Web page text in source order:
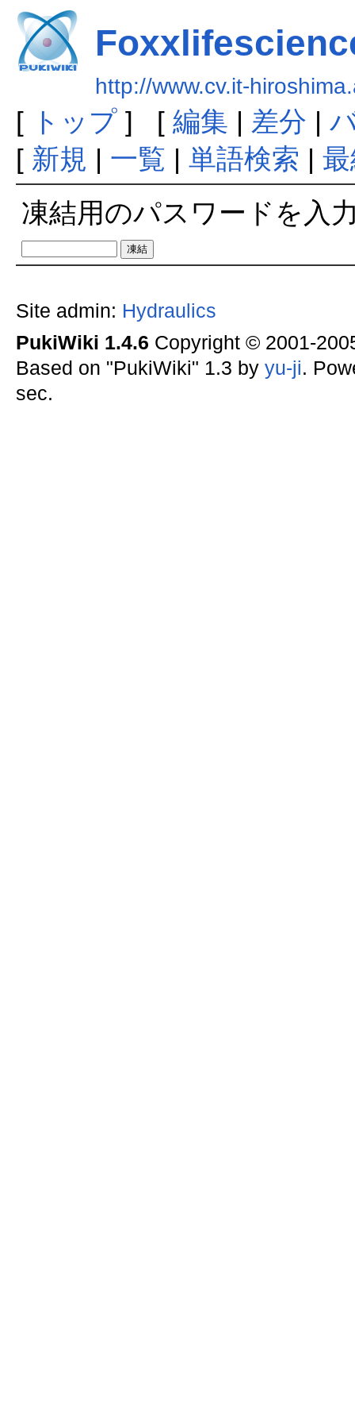
http://www.cv.it-
[ トップ] [ 編集 | 差分 |
[ 新規 | 一覧 | 単語検索 |
凍結用のパスワードを入
Site admin: Hydraulics
PukiWiki 1.4.6 Copyright © 2001-
Based on "PukiWiki" 1.3 by yu-ji.
sec.